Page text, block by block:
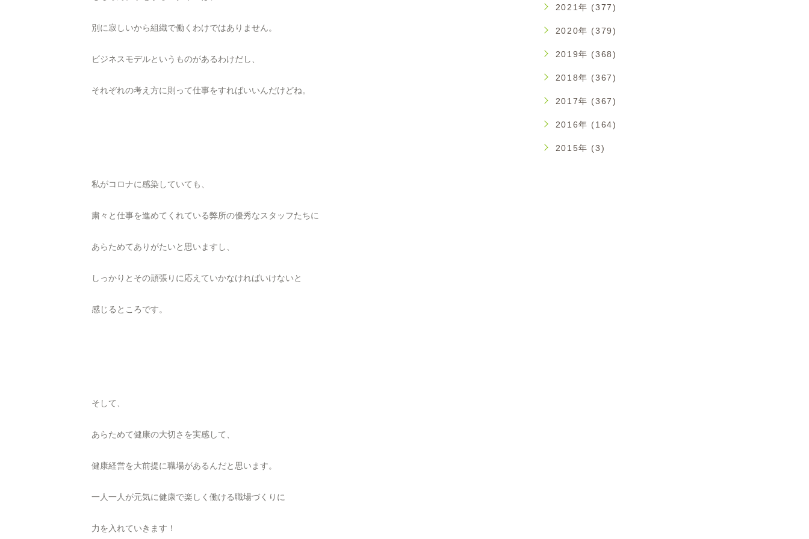
別に寂しいから組織で働くわけではありません。
ビジネスモデルというものがあるわけだし、
それぞれの考え方に則って仕事をすればいいんだけどね。
私がコロナに感染していても、
粛々と仕事を進めてくれている弊所の優秀なスタッフたちに
あらためてありがたいと思いますし、
しっかりとその頑張りに応えていかなければいけないと
感じるところです。
そして、
あらためて健康の大切さを実感して、
健康経営を大前提に職場があるんだと思います。
一人一人が元気に健康で楽しく働ける職場づくりに
力を入れていきます！
2021年 (377)
2020年 (379)
2019年 (368)
2018年 (367)
2017年 (367)
2016年 (164)
2015年 (3)